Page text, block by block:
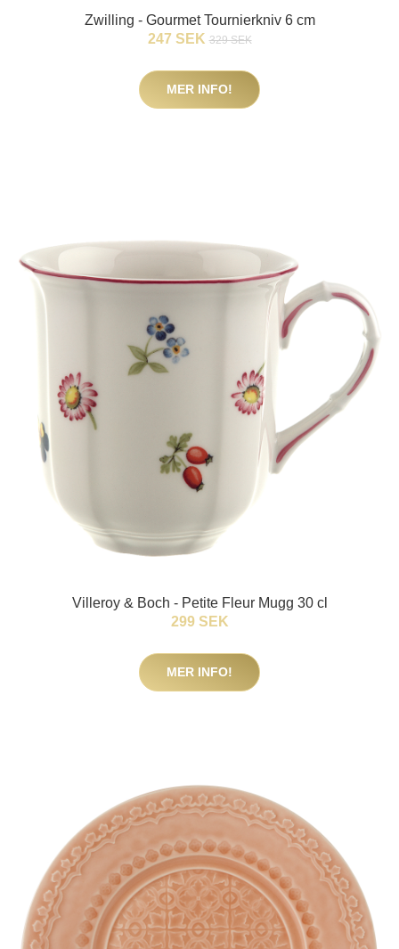
Zwilling - Gourmet Tournierkniv 6 cm
247 SEK 329 SEK
MER INFO!
Villeroy & Boch - Petite Fleur Mugg 30 cl
299 SEK
MER INFO!